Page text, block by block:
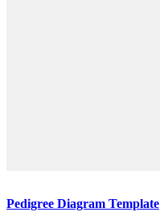
Pedigree Diagram Template